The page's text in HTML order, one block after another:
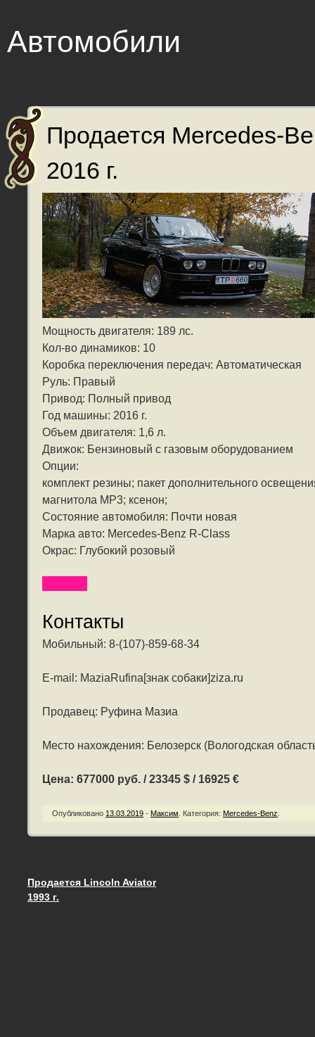
Автомобили
Продается Mercedes-
2016 г.
Мощность двигателя: 189 лс.
Кол-во динамиков: 10
Коробка переключения передач: Автоматическая
Руль: Правый
Привод: Полный привод
Год машины: 2016 г.
Объем двигателя: 1,6 л.
Движок: Бензиновый с газовым оборудованием
Опции:
комплект резины; пакет дополнительного
магнитола MP3; ксенон;
Состояние автомобиля: Почти новая
Марка авто: Mercedes-Benz R-Class
Окрас: Глубокий розовый
Контакты
Мобильный: 8-(107)-859-68-34
E-mail: MaziaRufina[знак собаки]ziza.ru
Продавец: Руфина Мазиа
Место нахождения: Белозерск (Вологодская
Цена: 677000 руб. / 23345 $ / 16925 €
Опубликовано 13.03.2019 - Максим Категория: Mercedes-Benz
Запись навигация
Продается Lincoln Aviator
1993 г.